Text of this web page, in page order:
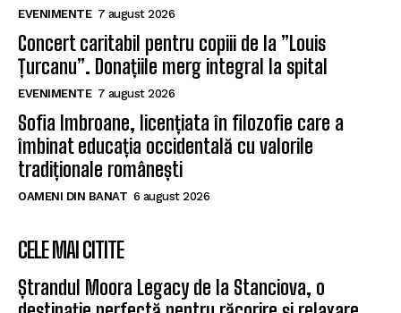
EVENIMENTE 7 august 2026
Concert caritabil pentru copiii de la ”Louis
Țurcanu”. Donațiile merg integral la spital
EVENIMENTE 7 august 2026
Sofia Imbroane, licențiata în filozofie care a
îmbinat educația occidentală cu valorile
tradiționale românești
OAMENI DIN BANAT 6 august 2026
CELE MAI CITITE
Ștrandul Moora Legacy de la Stanciova, o